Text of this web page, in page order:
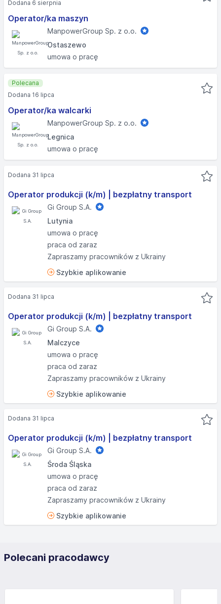
Operator/ka maszyn
ManpowerGroup Sp. z o.o.
Ostaszewo
umowa o pracę
Dodana 6 sierpnia
Operator/ka walcarki
ManpowerGroup Sp. z o.o.
Legnica
umowa o pracę
Polecana
Dodana 16 lipca
Operator produkcji (k/m) | bezpłatny transport
Gi Group S.A.
Lutynia
umowa o pracę
praca od zaraz
Zapraszamy pracowników z Ukrainy
Szybkie aplikowanie
Dodana 31 lipca
Operator produkcji (k/m) | bezpłatny transport
Gi Group S.A.
Malczyce
umowa o pracę
praca od zaraz
Zapraszamy pracowników z Ukrainy
Szybkie aplikowanie
Dodana 31 lipca
Operator produkcji (k/m) | bezpłatny transport
Gi Group S.A.
Środa Śląska
umowa o pracę
praca od zaraz
Zapraszamy pracowników z Ukrainy
Szybkie aplikowanie
Dodana 31 lipca
Polecani pracodawcy